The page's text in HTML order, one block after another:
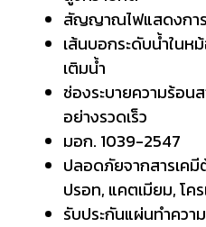
สัญญาณไฟแสดงกา
เส้นบอกระดับน้ำในห
เติมน้ำ
ช่องระบายความร้อน
อย่างรวดเร็ว
มอก. 1039-2547
ปลอดภัยจากสารเค
ปรอท, แคตเมียม, โคร
รับประกันแผ่นทำควา